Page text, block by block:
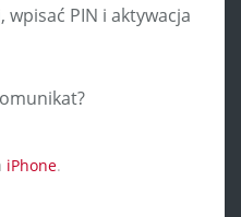
PIN i aktywacja
iPhone.